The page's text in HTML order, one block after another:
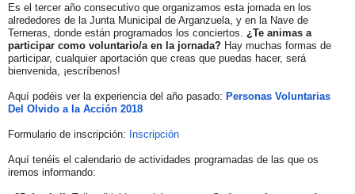
Es el tercer año consecutivo que organizamos esta jornada en los
alrededores de la Junta Municipal de Arganzuela, y en la Nave de
Terneras, donde están programados los conciertos. ¿Te animas a
participar como voluntario/a en la jornada? Hay muchas formas de
participar, cualquier aportación que creas que puedas hacer, será
bienvenida, ¡escríbenos!
Aquí podéis ver la experiencia del año pasado: Personas Voluntarias
Del Olvido a la Acción 2018
Formulario de inscripción: Inscripción
Aquí tenéis el calendario de actividades programadas de las que os
iremos informando: